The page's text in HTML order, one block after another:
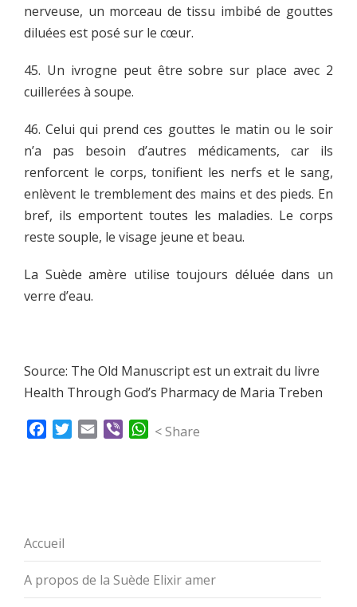
nerveuse, un morceau de tissu imbibé de gouttes
diluées est posé sur le cœur.
45. Un ivrogne peut être sobre sur place avec 2
cuillerées à soupe.
46. Celui qui prend ces gouttes le matin ou le soir
n’a pas besoin d’autres médicaments, car ils
renforcent le corps, tonifient les nerfs et le sang,
enlèvent le tremblement des mains et des pieds. En
bref, ils emportent toutes les maladies. Le corps
reste souple, le visage jeune et beau.
La Suède amère utilise toujours déluée dans un
verre d’eau.
Source: The Old Manuscript est un extrait du livre
Health Through God’s Pharmacy de Maria Treben
FacebookTwitter
Email Viber WhatsApp
< Share
Accueil
A propos de la Suède Elixir amer